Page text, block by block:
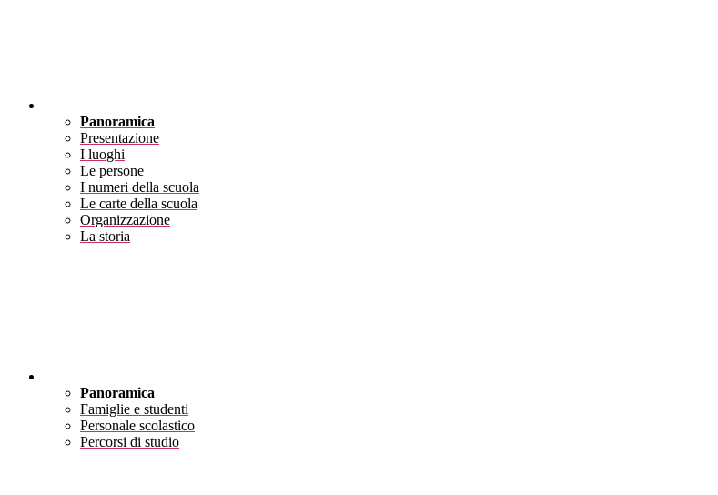
Panoramica
Presentazione
I luoghi
Le persone
I numeri della scuola
Le carte della scuola
Organizzazione
La storia
Panoramica
Famiglie e studenti
Personale scolastico
Percorsi di studio